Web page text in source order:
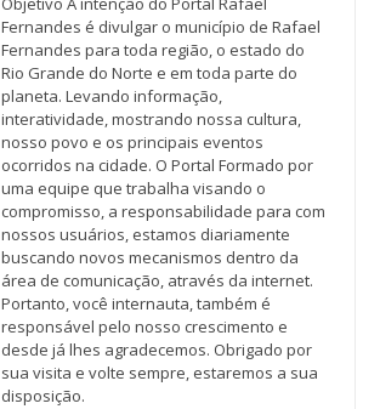
Fernandes é divulgar o município de Rafael
Fernandes para toda região, o estado do
Rio Grande do Norte e em toda parte do
planeta. Levando informação,
interatividade, mostrando nossa cultura,
nosso povo e os principais eventos
ocorridos na cidade. O Portal Formado por
uma equipe que trabalha visando o
compromisso, a responsabilidade para com
nossos usuários, estamos diariamente
buscando novos mecanismos dentro da
área de comunicação, através da internet.
Portanto, você internauta, também é
responsável pelo nosso crescimento e
desde já lhes agradecemos. Obrigado por
sua visita e volte sempre, estaremos a sua
disposição.